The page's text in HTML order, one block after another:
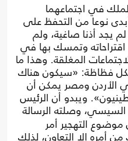
في اجتماعهما
نوعا من التحفظ على
يجد أذنا صاغية، ولم
اقتراحاته وتمسك بها في
المغلقة. وهذا ما
بكل فظاظة: «سيكون هناك
ومصر يمكن أن
ويبدو أن الرئيس
السيسي، وصلته الرسالة
التهجير أمر
أمره إلا التعاون، لذلك